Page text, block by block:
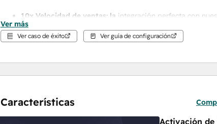
10x Velocidad de ventas: la integración perfecta con
representantes impulsar las listas de HubSpot
De marcación manual a más de 100 llamadas
Automatización AI real: No se limite a grabar llamadas:
cualificación saliente o el enrutamiento entrante
Cómo Circle Gym consiguió un 150% más de
Ver más
Ver caso de éxito Ver guía de configuración
Características
Activación de